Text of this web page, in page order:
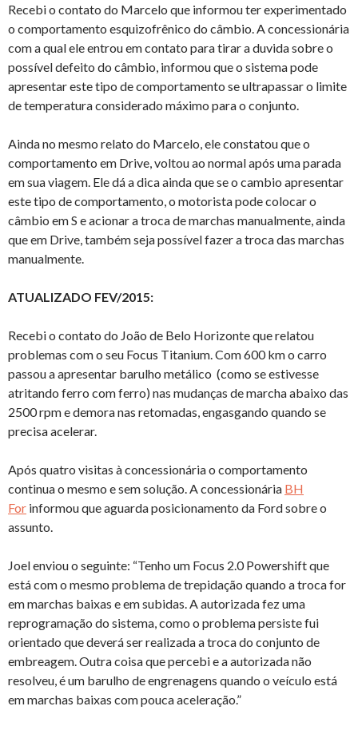
Recebi o contato do Marcelo que informou ter experimentado
o comportamento esquizofrênico do câmbio. A concessionária
com a qual ele entrou em contato para tirar a duvida sobre o
possível defeito do câmbio, informou que o sistema pode
apresentar este tipo de comportamento se ultrapassar o limite
de temperatura considerado máximo para o conjunto.
Ainda no mesmo relato do Marcelo, ele constatou que o
comportamento em Drive, voltou ao normal após uma parada
em sua viagem. Ele dá a dica ainda que se o cambio apresentar
este tipo de comportamento, o motorista pode colocar o
câmbio em S e acionar a troca de marchas manualmente, ainda
que em Drive, também seja possível fazer a troca das marchas
manualmente.
ATUALIZADO FEV/2015:
Recebi o contato do João de Belo Horizonte que relatou
problemas com o seu Focus Titanium. Com 600 km o carro
passou a apresentar barulho metálico (como se estivesse
atritando ferro com ferro) nas mudanças de marcha abaixo das
2500 rpm e demora nas retomadas, engasgando quando se
precisa acelerar.
Após quatro visitas à concessionária o comportamento
continua o mesmo e sem solução. A concessionária BH
For informou que aguarda posicionamento da Ford sobre o
assunto.
Joel enviou o seguinte: “Tenho um Focus 2.0 Powershift que
está com o mesmo problema de trepidação quando a troca for
em marchas baixas e em subidas. A autorizada fez uma
reprogramação do sistema, como o problema persiste fui
orientado que deverá ser realizada a troca do conjunto de
embreagem. Outra coisa que percebi e a autorizada não
resolveu, é um barulho de engrenagens quando o veículo está
em marchas baixas com pouca aceleração.”